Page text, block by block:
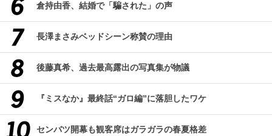
倉持由香、結婚で「騙された」の声
長澤まさみベッドシーン称賛の理由
後藤真希、過去最高露出の写真集が物議
『ミスなか』最終話“ガロ編”に落胆したワケ
センバツ開幕も観客席はガラガラの春夏格差